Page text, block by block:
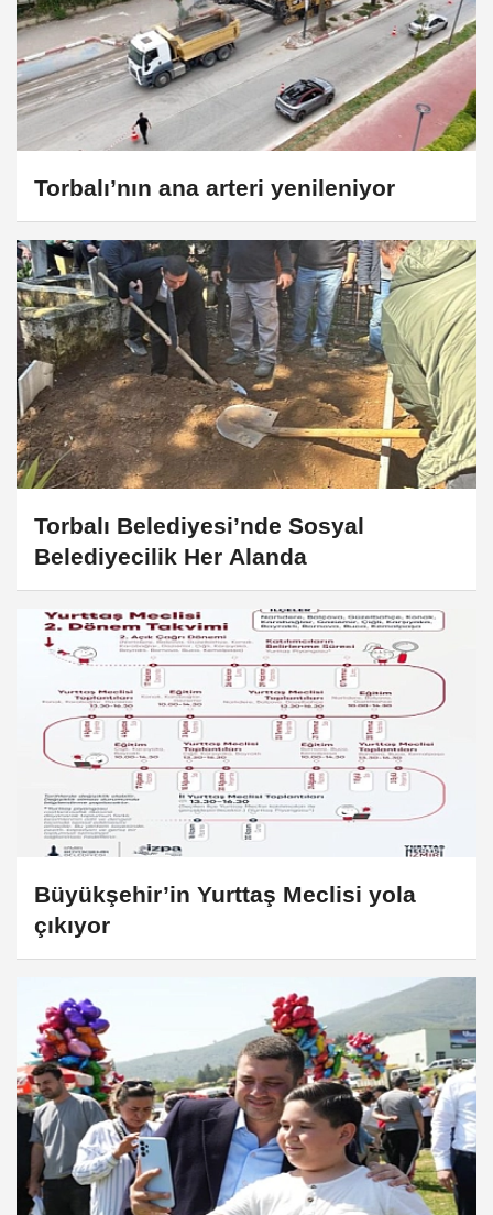
Torbalı’nın ana arteri yenileniyor
Torbalı Belediyesi’nde Sosyal
Belediyecilik Her Alanda
Büyükşehir’in Yurttaş Meclisi yola
çıkıyor